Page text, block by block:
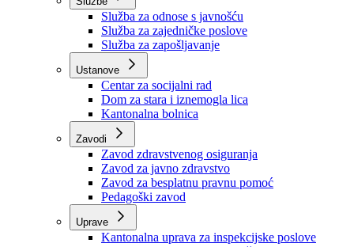
Organizacije
Službe
Služba za odnose s javnošću
Služba za zajedničke poslove
Služba za zapošljavanje
Ustanove
Centar za socijalni rad
Dom za stara i iznemogla lica
Kantonalna bolnica
Zavodi
Zavod zdravstvenog osiguranja
Zavod za javno zdravstvo
Zavod za besplatnu pravnu pomoć
Pedagoški zavod